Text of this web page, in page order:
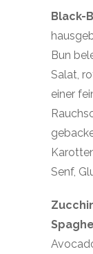
Black-
Bun
Salat,
einer
Senf,